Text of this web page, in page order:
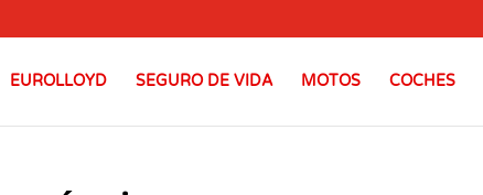
EUROLLOYD SEGURO DE VIDA MOTOS COCHES